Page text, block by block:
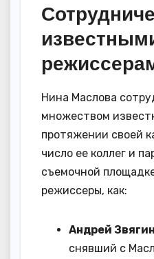
Нина Маслова
множеством
протяжении своей
число ее коллег и
съемочной
режиссеры, как:
Андрей
снявший с